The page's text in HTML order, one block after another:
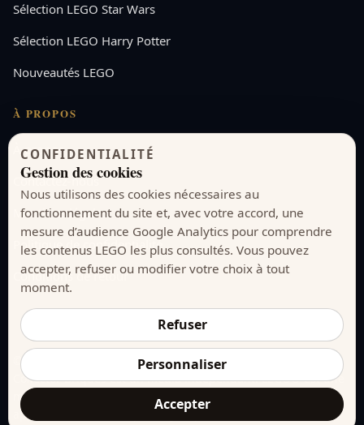
Sélection LEGO Star Wars
Sélection LEGO Harry Potter
Nouveautés LEGO
À PROPOS
À propos
Contactez-nous
Mentions légales
Politique de confidentialité
Conditions de retour
© 2026 collector-briques.com. Tous droits réservés.
Collector Briques est un média indépendant. LEGO® est une
marque du groupe LEGO. Ce site n’est ni sponsorisé, ni
approuvé, ni autorisé par le groupe LEGO.
CONFIDENTIALITÉ
Gestion des cookies
Nous utilisons des cookies nécessaires au
fonctionnement du site et, avec votre accord, une
mesure d’audience Google Analytics pour comprendre
les contenus LEGO les plus consultés. Vous pouvez
accepter, refuser ou modifier votre choix à tout
moment.
Refuser
Personnaliser
Accepter